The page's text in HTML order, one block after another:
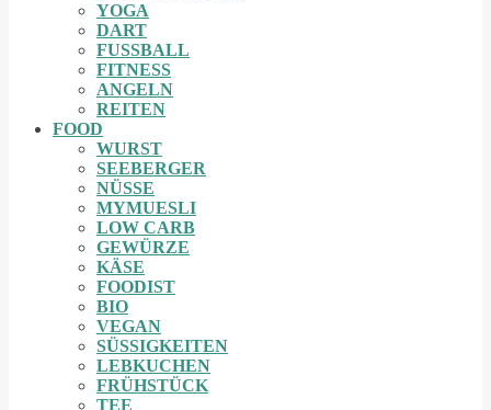
YOGA
DART
FUSSBALL
FITNESS
ANGELN
REITEN
FOOD
WURST
SEEBERGER
NÜSSE
MYMUESLI
LOW CARB
GEWÜRZE
KÄSE
FOODIST
BIO
VEGAN
SÜSSIGKEITEN
LEBKUCHEN
FRÜHSTÜCK
TEE